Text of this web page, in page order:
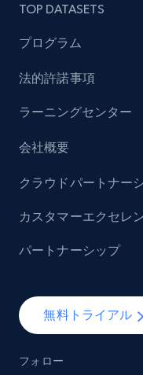
TOP DATASETS
プログラム
法的許諾事項
ラーニングセンター
会社概要
無料トライアル
フォロー
クラウドパートナー
カスタマーエクセレ
パートナーシップ